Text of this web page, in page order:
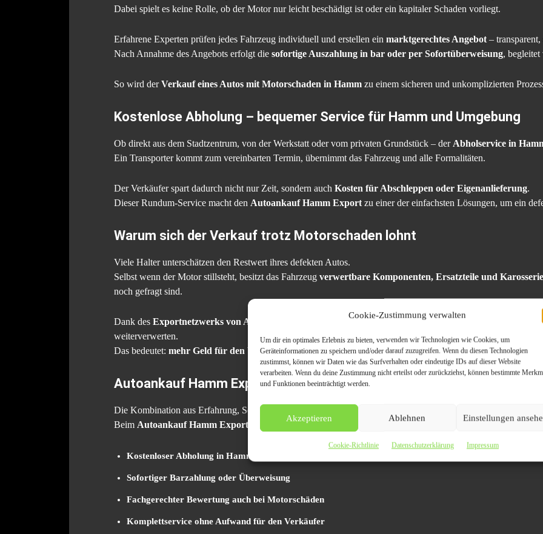
Cookie-Zustimmung verwalten
Um dir ein optimales Erlebnis zu bieten, verwenden wir Technologien wie Cookies, um
Geräteinformationen zu speichern und/oder darauf zuzugreifen. Wenn du diesen Technologien
zustimmst, können wir Daten wie das Surfverhalten oder eindeutige IDs auf dieser Website
verarbeiten. Wenn du deine Zustimmung nicht erteilst oder zurückziehst, können bestimmte
und Funktionen beeinträchtigt werden.
Akzeptieren Ablehnen Einstellungen
Cookie-Richtlinie Datenschutzerklärung Impressum
Dabei spielt es keine Rolle, ob der Motor nur leicht beschädigt ist oder ein kapitaler Schaden vorliegt.
Erfahrene Experten prüfen jedes Fahrzeug individuell und erstellen ein marktgerechtes Angebot –
Nach Annahme des Angebots erfolgt die sofortige Auszahlung in bar oder per Sofortüberweisung,
So wird derVerkauf eines Autos mit Motorschaden in Hamm zu einem sicheren und unkomplizierten
Kostenlose Abholung – bequemer Service für Hamm und Umgebung
Ob direkt aus dem Stadtzentrum, von der Werkstatt oder vom privaten Grundstück – der Abholservice in
Ein Transporter kommt zum vereinbarten Termin, übernimmt das Fahrzeug und alle Formalitäten.
Der Verkäufer spart dadurch nicht nur Zeit, sondern auch Kosten für Abschleppen oder Eigenanlieferung.
Dieser Rundum-Service macht den Autoankauf Hamm Export zu einer der einfachsten Lösungen, um ein
Warum sich der Verkauf trotz Motorschaden lohnt
Viele Halter unterschätzen den Restwert ihres defekten Autos.
Selbst wenn der Motor stillsteht, besitzt das Fahrzeug verwertbare Komponenten, Ersatzteile und
noch gefragt sind.
Dank des Exportnetzwerks von Autoankauf Hamm Exportlassen sich auch Fahrzeuge mit schweren
weiterverwerten.
Das bedeutet: mehr Geld für den Verkäuferundeine nachhaltige Nutzung vorhandener Ressourcen.
Autoankauf Hamm Export – zuverlässig, erfahren, transparent
Die Kombination aus Erfahrung, Seriosität und Marktkenntnis macht den Unterschied.
Beim Autoankauf Hamm Export profitieren Kunden von:
Kostenloser Abholung in Hamm und Umgebung
Sofortiger Barzahlung oder Überweisung
Fachgerechter Bewertung auch bei Motorschäden
Komplettservice ohne Aufwand für den Verkäufer